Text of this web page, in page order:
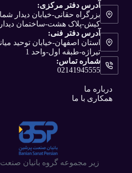
آدرس دفتر مرکزی:
بزرگراه حقانی-خیابان دیدار
کیش-پلاک هشت-ساختمان
آدرس دفتر فنی:
استان اصفهان-خیابان توحید
تیراژه-طبقه اول-واحد 1
شماره تماس:
02141945555
درباره ما
همکاری با ما
زیر مجموعه گروه بانیان